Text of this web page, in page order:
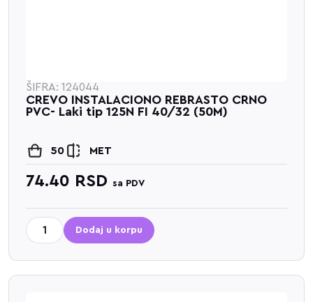
ŠIFRA: 124044
CREVO INSTALACIONO REBRASTO CRNO
PVC- Laki tip 125N FI 40/32 (50M)
50 MET
74.40 RSD sa PDV
Dodaj u korpu